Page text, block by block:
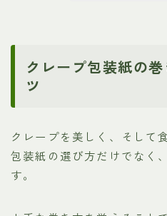
クレープ包装紙の
ツ
クレープを美しく、そして
包装紙の選び方だけでなく
す。